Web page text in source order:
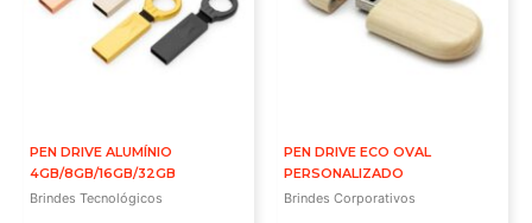
PEN DRIVE ALUMÍNIO
4GB/8GB/16GB/32GB
Brindes Tecnológicos
PEN DRIVE ECO OVAL
PERSONALIZADO
Brindes Corporativos